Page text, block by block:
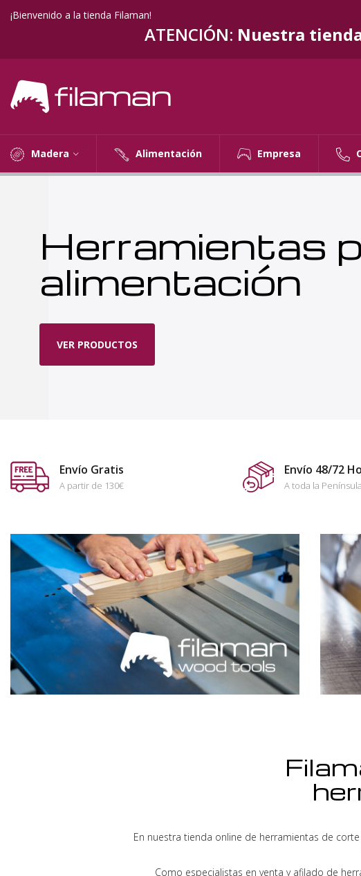
¡Bienvenido a la tienda Filaman!
ATENCIÓN: Nuestra
Madera Alimentación Empresa
Herramientas
madera
VER PRODUCTOS
Envío Gratis
A partir de 130€
Envío 48/72
A toda la
En nuestra tienda online de herramientas de
Como especialistas en venta y afilado de